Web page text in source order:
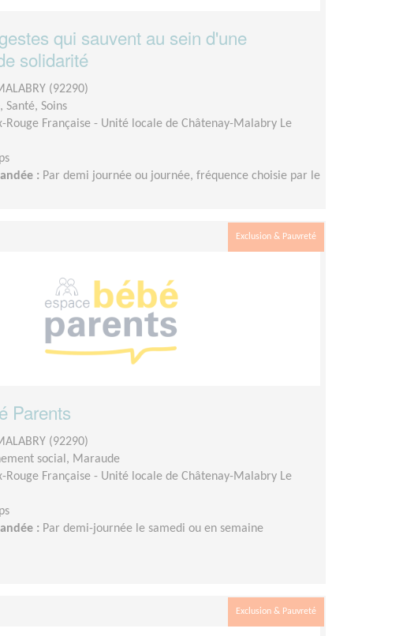
qui sauvent au sein d'une
solidarité
(92290)
Santé, Soins
Rouge Française - Unité locale de Châtenay-Malabry Le
: Par demi journée ou journée, fréquence choisie par le
Exclusion & Pauvreté
Parents
(92290)
social, Maraude
Rouge Française - Unité locale de Châtenay-Malabry Le
: Par demi-journée le samedi ou en semaine
Exclusion & Pauvreté